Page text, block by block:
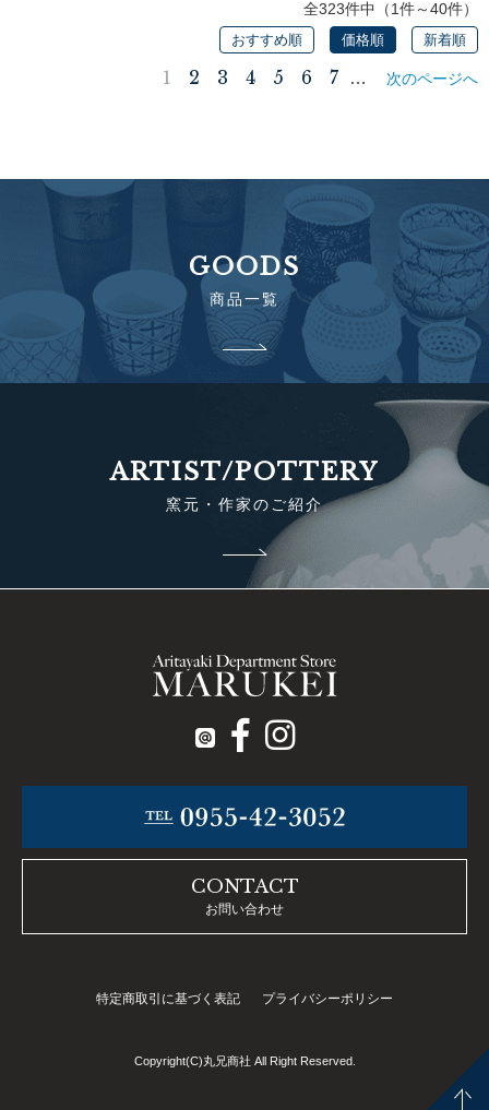
全323件中（1件～40件）
おすすめ順 価格順 新着順
1 2 3 4 5 6 7 … 次のページへ
GOODS
商品一覧
ARTIST/POTTERY
窯元・作家のご紹介
CONTACT
お問い合わせ
特定商取引に基づく表記 プライバシーポリシー
Copyright(C)丸兄商社 All Right Reserved.